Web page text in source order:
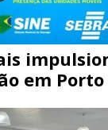
em Porto